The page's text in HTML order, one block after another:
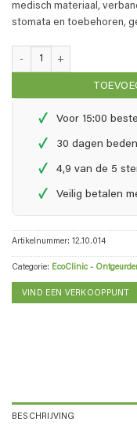
medisch materiaal,
stomata en toebehoren,
✓ Voor 15:00
✓ 30 dagen
✓ 4,9 van de 5
✓ Veilig betalen
Artikelnummer: 12.10.014
Categorie: EcoClinic -
VIND EEN VERKOOPPUNT
BESCHRIJVING